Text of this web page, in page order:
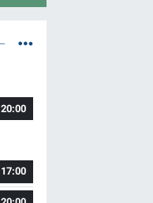
20:00
17:00